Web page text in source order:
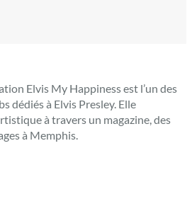
Elvis My Happiness est l’un des
dédiés à Elvis Presley. Elle
à travers un magazine, des
à Memphis.